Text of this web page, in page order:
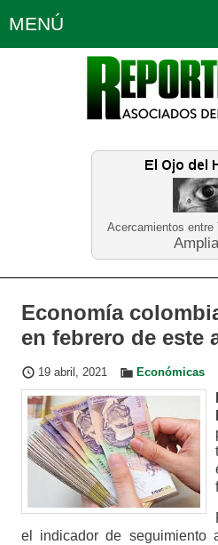
Acercamientos entre
MENÚ
Política Opinión
Planeta
Educación
Economía
en febrero de este
19 abril, 2021 Económicas
el indicador de seguimiento